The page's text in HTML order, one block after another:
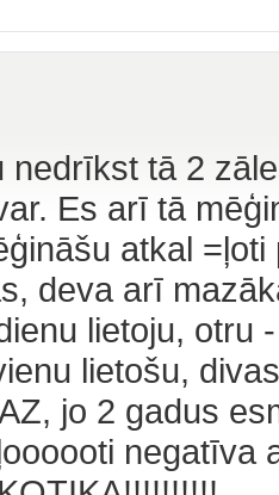
nedrīkst tā 2
Es arī tā
atkal
deva arī
lietoju, otru
lietošu,
jo 2 gadus
negatīva